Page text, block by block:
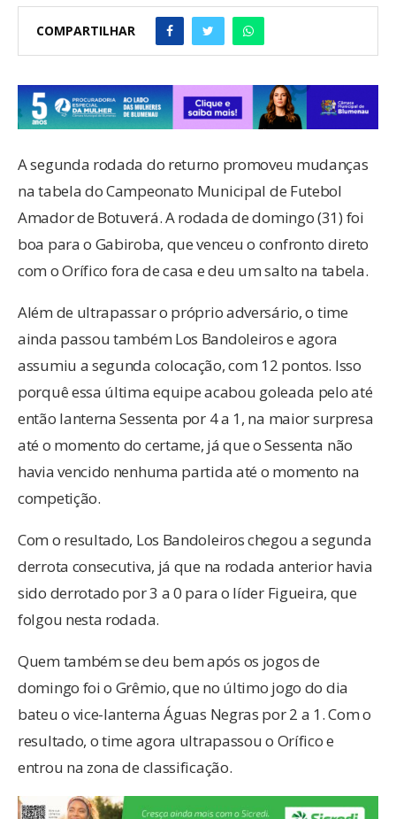
COMPARTILHAR
A segunda rodada do returno promoveu mudanças
na tabela do Campeonato Municipal de Futebol
Amador de Botuverá. A rodada de domingo (31) foi
boa para o Gabiroba, que venceu o confronto direto
com o Orífico fora de casa e deu um salto na tabela.
Além de ultrapassar o próprio adversário, o time
ainda passou também Los Bandoleiros e agora
assumiu a segunda colocação, com 12 pontos. Isso
porquê essa última equipe acabou goleada pelo até
então lanterna Sessenta por 4 a 1, na maior surpresa
até o momento do certame, já que o Sessenta não
havia vencido nenhuma partida até o momento na
competição.
Com o resultado, Los Bandoleiros chegou a segunda
derrota consecutiva, já que na rodada anterior havia
sido derrotado por 3 a 0 para o líder Figueira, que
folgou nesta rodada.
Quem também se deu bem após os jogos de
domingo foi o Grêmio, que no último jogo do dia
bateu o vice-lanterna Águas Negras por 2 a 1. Com o
resultado, o time agora ultrapassou o Orífico e
entrou na zona de classificação.